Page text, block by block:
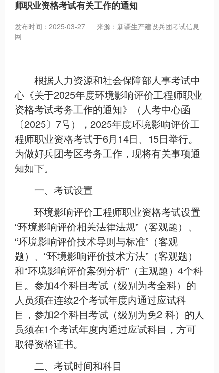
师职业资格考试有关工作的通知
发布时间：2025-03-27
来源：新疆生产建设兵团考试信息
网
根据人力资源和社会保障部人事考试中
心《关于2025年度环境影响评价工程师职业
资格考试考务工作的通知》（人考中心函
〔2025〕7号），2025年度环境影响评价工
程师职业资格考试于6月14日、15日举行。
为做好兵团考区考务工作，现将有关事项通
知如下。
一、考试设置
环境影响评价工程师职业资格考试设置
“环境影响评价相关法律法规”（客观题）、
“环境影响评价技术导则与标准”（客观
题）、“环境影响评价技术方法”（客观题）
和“环境影响评价案例分析”（主观题）4个科
目。参加4个科目考试（级别为考全科）的
人员须在连续2个考试年度内通过应试科
目，参加2个科目考试（级别为免2 科）的人
员须在1个考试年度内通过应试科目，方可
取得资格证书。
二、考试时间和科目